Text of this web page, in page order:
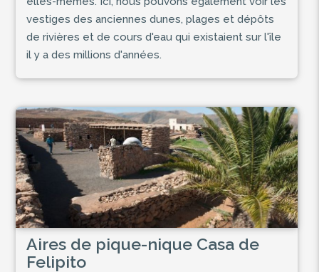
vestiges des anciennes dunes, plages et dépôts
de rivières et de cours d'eau qui existaient sur l'île
il y a des millions d'années.
Aires de pique-nique Casa de
Felipito